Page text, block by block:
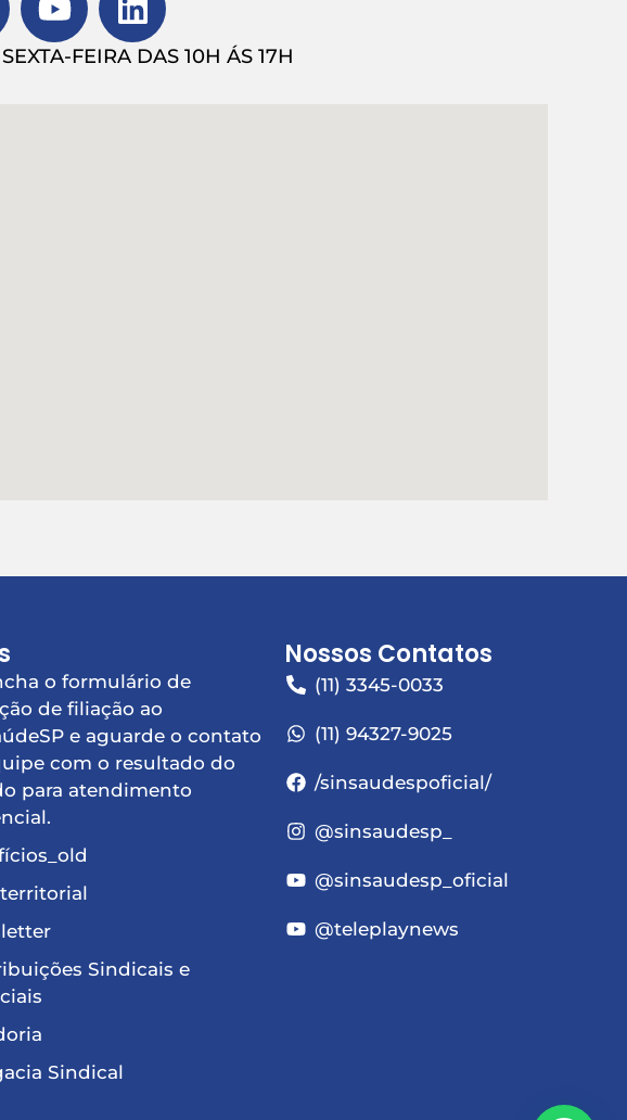
FEIRA DAS 10H ÁS 17H
o formulário de
de filiação ao
e aguarde o contato
com o resultado do
para atendimento
Sindicais e
Sindical
Nossos Contatos
(11) 3345-0033
(11) 94327-9025
/sinsaudespoficial/
@sinsaudesp_
@sinsaudesp_oficial
@teleplaynews